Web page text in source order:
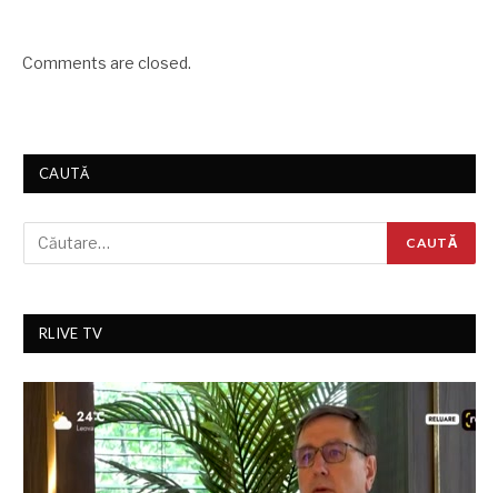
Comments are closed.
CAUTĂ
RLIVE TV